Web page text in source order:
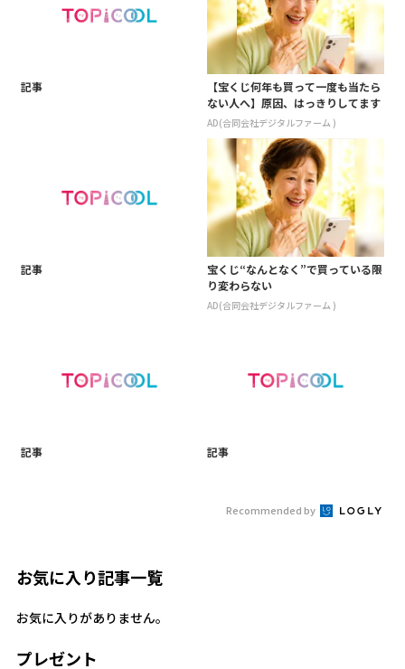
記事
【宝くじ何年も買って一度も当たら
ない人へ】原因、はっきりしてます
AD(合同会社デジタルファーム )
記事
宝くじ“なんとなく”で買っている限
り変わらない
AD(合同会社デジタルファーム )
記事 記事
Recommended by
お気に入り記事一覧
お気に入りがありません。
プレゼント